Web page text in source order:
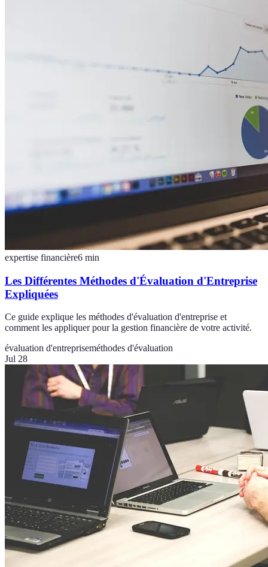
expertise financière6 min
Les Différentes Méthodes d'Évaluation d'Entreprise
Expliquées
Ce guide explique les méthodes d'évaluation d'entreprise et
comment les appliquer pour la gestion financière de votre activité.
évaluation d'entrepriseméthodes d'évaluation
Jul 28